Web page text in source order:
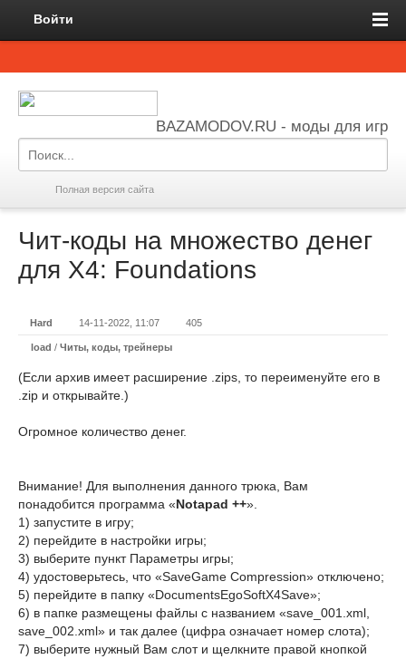
Войти
BAZAMODOV.RU - моды для игр
Полная версия сайта
Чит-коды на множество денег
для X4: Foundations
Hard 14-11-2022, 11:07 405
load / Читы, коды, трейнеры
(Если архив имеет расширение .zips, то переименуйте его в
.zip и открывайте.)
Огромное количество денег.
Внимание! Для выполнения данного трюка, Вам
понадобится программа «Notapad ++».
1) запустите в игру;
2) перейдите в настройки игры;
3) выберите пункт Параметры игры;
4) удостоверьтесь, что «SaveGame Compression» отключено;
5) перейдите в папку «DocumentsEgoSoftX4Save»;
6) в папке размещены файлы с названием «save_001.xml,
save_002.xml» и так далее (цифра означает номер слота);
7) выберите нужный Вам слот и щелкните правой кнопкой